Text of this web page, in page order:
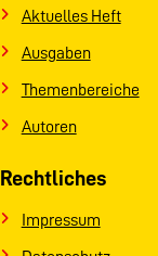
Aktuelles Heft
Ausgaben
Themenbereiche
Autoren
Rechtliches
Impressum